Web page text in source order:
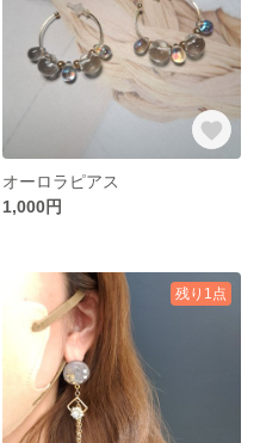
オーロラピアス
1,000円
残り1点